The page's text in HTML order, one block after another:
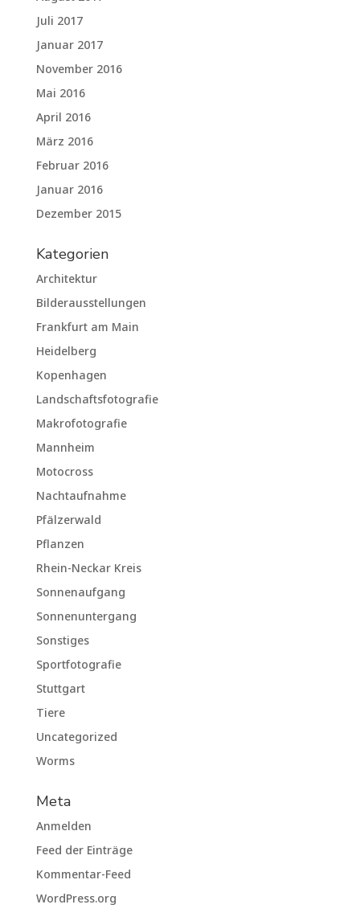
Juli 2017
Januar 2017
November 2016
Mai 2016
April 2016
März 2016
Februar 2016
Januar 2016
Dezember 2015
Kategorien
Architektur
Bilderausstellungen
Frankfurt am Main
Heidelberg
Kopenhagen
Landschaftsfotografie
Makrofotografie
Mannheim
Motocross
Nachtaufnahme
Pfälzerwald
Pflanzen
Rhein-Neckar Kreis
Sonnenaufgang
Sonnenuntergang
Sonstiges
Sportfotografie
Stuttgart
Tiere
Uncategorized
Worms
Meta
Anmelden
Feed der Einträge
Kommentar-Feed
WordPress.org